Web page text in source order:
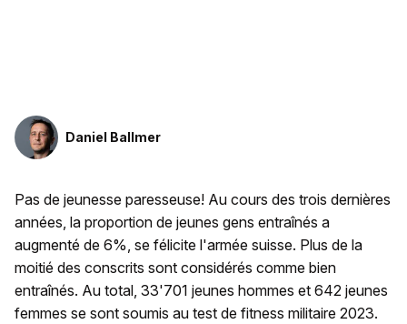
Daniel Ballmer
Pas de jeunesse paresseuse! Au cours des trois dernières
années, la proportion de jeunes gens entraînés a
augmenté de 6%, se félicite l'armée suisse. Plus de la
moitié des conscrits sont considérés comme bien
entraînés. Au total, 33'701 jeunes hommes et 642 jeunes
femmes se sont soumis au test de fitness militaire 2023.